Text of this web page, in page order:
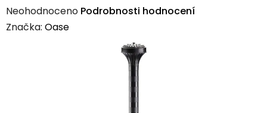
Průměrné
hodnocení
Neohodnoceno Podrobnosti hodnocení
Značka: Oase